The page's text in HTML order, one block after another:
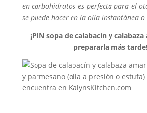
en carbohidratos es perfecta para el
se puede hacer en la olla instantánea o
¡PIN sopa de calabacín y
prepararla más tarde!